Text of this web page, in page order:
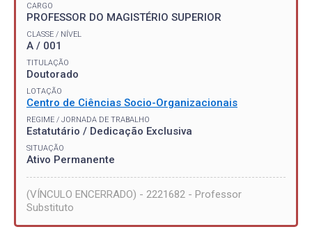
CARGO
PROFESSOR DO MAGISTÉRIO SUPERIOR
CLASSE / NÍVEL
A / 001
TITULAÇÃO
Doutorado
LOTAÇÃO
Centro de Ciências Socio-Organizacionais
REGIME / JORNADA DE TRABALHO
Estatutário / Dedicação Exclusiva
SITUAÇÃO
Ativo Permanente
(VÍNCULO ENCERRADO) - 2221682 - Professor
Substituto